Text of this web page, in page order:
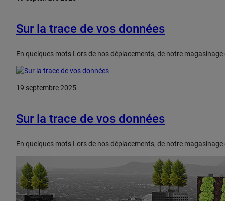
Sur la trace de vos données
En quelques mots Lors de nos déplacements, de notre
19 septembre 2025
Sur la trace de vos données
En quelques mots Lors de nos déplacements, de notre